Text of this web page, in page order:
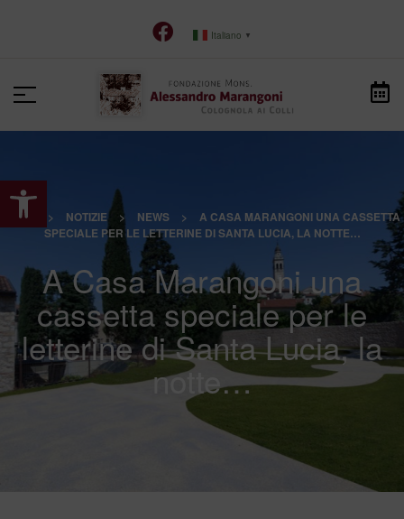
Apri la barra degli strumenti
Italiano ▼
HOME > NOTIZIE > NEWS >
A CASA MARANGONI UNA CASSETTA
SPECIALE PER LE LETTERINE DI SANTA LUCIA, LA NOTTE…
A Casa Marangoni una
cassetta speciale per le
letterine di Santa Lucia, la
notte…